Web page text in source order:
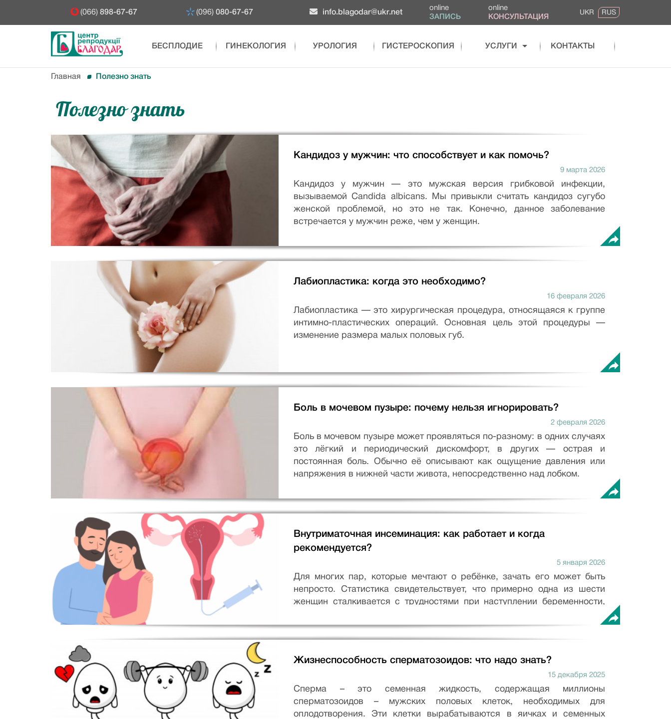
(066) 898-67-67 (096) 080-67-67 info.blagodar@ukr.net
online
ЗАПИСЬ
online
КОНСУЛЬТАЦИЯ
UKR RUS
БЕСПЛОДИЕ ГИНЕКОЛОГИЯ УРОЛОГИЯ ГИСТЕРОСКОПИЯ УСЛУГИ КОНТАКТЫ
Главная Полезно знать
Полезно знать
Кандидоз у мужчин: что способствует и как помочь?
9 марта 2026
Кандидоз у мужчин — это мужская версия грибковой инфекции,
вызываемой Candida albicans. Мы привыкли считать кандидоз сугубо
женской проблемой, но это не так. Конечно, данное заболевание
встречается у мужчин реже, чем у женщин.
Лабиопластика: когда это необходимо?
16 февраля 2026
Лабиопластика — это хирургическая процедура, относящаяся к группе
интимно-пластических операций. Основная цель этой процедуры —
изменение размера малых половых губ.
Боль в мочевом пузыре: почему нельзя игнорировать?
2 февраля 2026
Боль в мочевом пузыре может проявляться по-разному: в одних случаях
это лёгкий и периодический дискомфорт, в других — острая и
постоянная боль. Обычно её описывают как ощущение давления или
напряжения в нижней части живота, непосредственно над лобком.
Внутриматочная инсеминация: как работает и когда
рекомендуется?
5 января 2026
Для многих пар, которые мечтают о ребёнке, зачать его может быть
непросто. Статистика свидетельствует, что примерно одна из шести
женщин сталкивается с трудностями при наступлении беременности,
Жизнеспособность сперматозоидов: что надо знать?
15 декабря 2025
Сперма – это семенная жидкость, содержащая миллионы
сперматозоидов – мужских половых клеток, необходимых для
оплодотворения. Эти клетки вырабатываются в яичках и семенных